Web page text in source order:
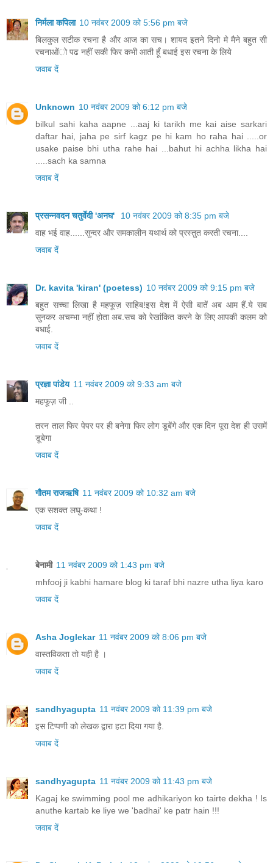
निर्मला कपिला 10 नवंबर 2009 को 5:56 pm बजे
बिलकुल सटीक रचना है और आज का सच। शायद इतने दिनो मे मैने बहुत सी
रचनाओंो पढ नहीं सकी फिर कभी आती हूँ बधाई इस रचना के लिये
जवाब दें
Unknown 10 नवंबर 2009 को 6:12 pm बजे
bilkul sahi kaha aapne ...aaj ki tarikh me kai aise sarkari
daftar hai, jaha pe sirf kagz pe hi kam ho raha hai .....or
usake paise bhi utha rahe hai ...bahut hi achha likha hai
.....sach ka samna
जवाब दें
प्रसन्नवदन चतुर्वेदी 'अनघ'
10 नवंबर 2009 को 8:35 pm बजे
वाह भई वाह......सुन्दर और समकालीन यथार्थ को प्रस्तुत करती रचना....
जवाब दें
Dr. kavita 'kiran' (poetess) 10 नवंबर 2009 को 9:15 pm बजे
बहुत सच्चा लिखा है महफूज़ साहिब!इस देश में ऐसी बातें अब आम हैं.ये सब
सुनकर अचम्भा नहीं होता अब.सच को रेखांकित करने के लिए आपकी कलम को
बधाई.
जवाब दें
प्रज्ञा पांडेय 11 नवंबर 2009 को 9:33 am बजे
महफूज़ जी ..
तरन ताल फिर पेपर पर ही बनेगा फिर लोग डूबेंगे और एक दिन पूरा देश ही उसमें
डूबेगा
जवाब दें
गौतम राजऋषि 11 नवंबर 2009 को 10:32 am बजे
एक सशक्त लघु-कथा !
जवाब दें
बेनामी 11 नवंबर 2009 को 1:43 pm बजे
mhfooj ji kabhi hamare blog ki taraf bhi nazre utha liya karo
जवाब दें
Asha Joglekar 11 नवंबर 2009 को 8:06 pm बजे
वास्तविकता तो यही है ।
जवाब दें
sandhyagupta 11 नवंबर 2009 को 11:39 pm बजे
इस टिप्पणी को लेखक द्वारा हटा दिया गया है.
जवाब दें
sandhyagupta 11 नवंबर 2009 को 11:43 pm बजे
Kagaj ke swimming pool me adhikariyon ko tairte dekha ! Is
anuthe kartab ke liye we 'badhai' ke patr hain !!!
जवाब दें